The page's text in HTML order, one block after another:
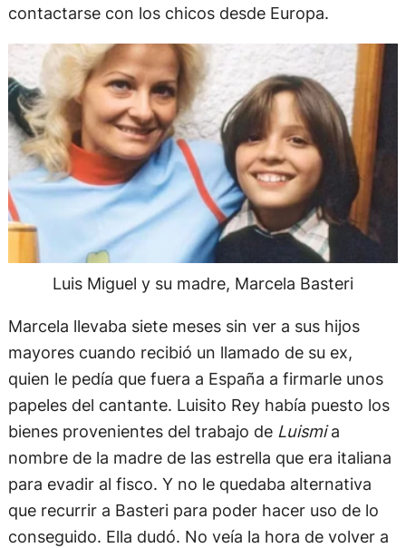
contactarse con los chicos desde Europa.
Luis Miguel y su madre, Marcela Basteri
Marcela llevaba siete meses sin ver a sus hijos
mayores cuando recibió un llamado de su ex,
quien le pedía que fuera a España a firmarle unos
papeles del cantante. Luisito Rey había puesto los
bienes provenientes del trabajo de Luismia
nombre de la madre de las estrella que era italiana
para evadir al fisco. Y no le quedaba alternativa
que recurrir a Basteri para poder hacer uso de lo
conseguido. Ella dudó. No veía la hora de volver a